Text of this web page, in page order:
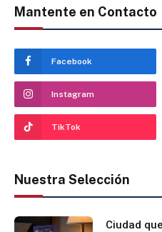
Mantente en Contacto
Facebook
Instagram
TikTok
Nuestra Selección
Ciudad